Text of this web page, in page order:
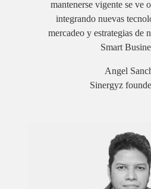
mantenersevigente se ve
integrando nuevas
mercadeo y estrategias de
Smart
Angel
Sinergyz